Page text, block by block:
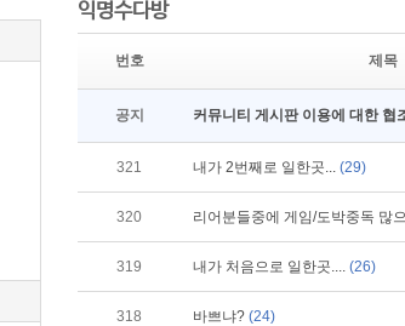
익명수다방
번호 제목
공지 커뮤니티 게시판 이용에 대한 협
321 내가 2번째로 일한곳... (29)
320 리어분들중에 게임/도박중독 많
319 내가 처음으로 일한곳.... (26)
318 바쁘냐? (24)